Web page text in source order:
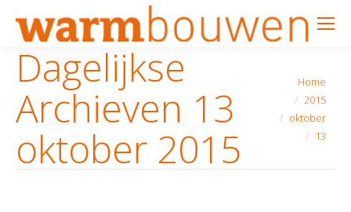
Dagelijkse
Archieven 13
oktober 2015
Je bent hier:
Home
2015
oktober
13